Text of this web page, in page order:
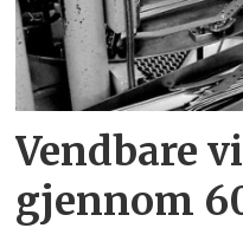
Vendbare
gjennom